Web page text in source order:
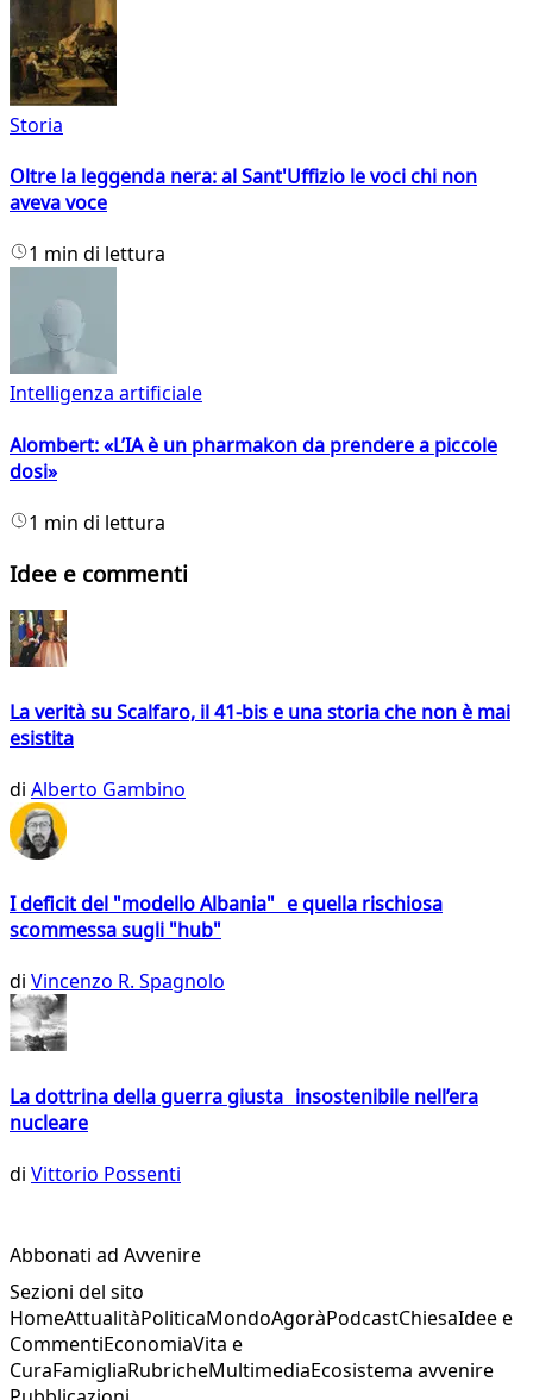
Storia
Oltre la leggenda nera: al Sant'Uffizio le voci chi non
aveva voce
1 min di lettura
Intelligenza artificiale
Alombert: «L’IA è un pharmakon da prendere a piccole
dosi»
1 min di lettura
Idee e commenti
La verità su Scalfaro, il 41-bis e una storia che non è mai
esistita
di Alberto Gambino
I deficit del "modello Albania" e quella rischiosa
scommessa sugli "hub"
di Vincenzo R. Spagnolo
La dottrina della guerra giusta insostenibile nell’era
nucleare
di Vittorio Possenti
Abbonati ad Avvenire
Sezioni del sito
HomeAttualitàPoliticaMondoAgoràPodcastChiesaIdee e
CommentiEconomiaVita e
CuraFamigliaRubricheMultimediaEcosistema avvenire